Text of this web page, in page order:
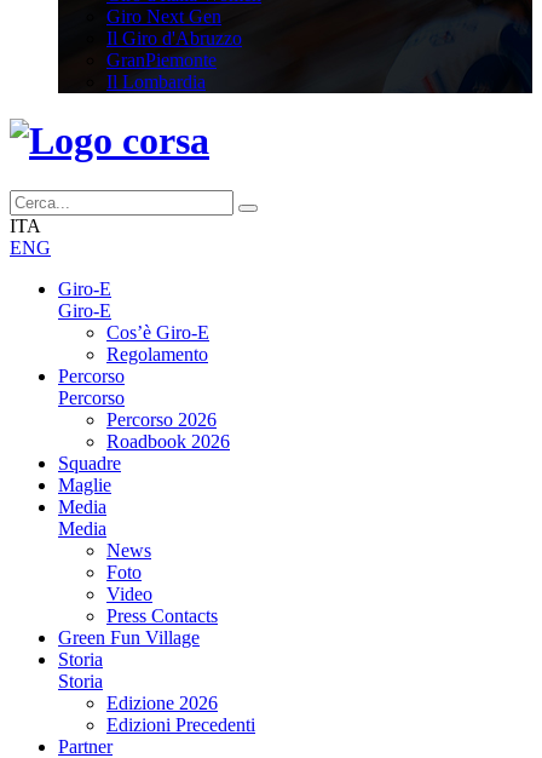
Giro Next Gen
Il Giro d'Abruzzo
GranPiemonte
Il Lombardia
ITA
ENG
Giro-E
Giro-E
Cos’è Giro-E
Regolamento
Percorso
Percorso
Percorso 2026
Roadbook 2026
Squadre
Maglie
Media
Media
News
Foto
Video
Press Contacts
Green Fun Village
Storia
Storia
Edizione 2026
Edizioni Precedenti
Partner